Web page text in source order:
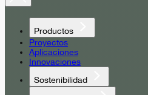
Productos
Proyectos
Aplicaciones
Innovaciones
Sostenibilidad